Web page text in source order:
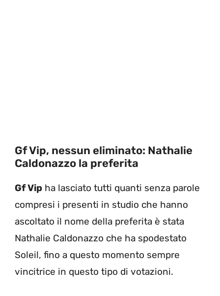
Gf Vip, nessun eliminato: Nathalie
Caldonazzo la preferita
Gf Vip ha lasciato tutti quanti senza parole
compresi i presenti in studio che hanno
ascoltato il nome della preferita è stata
Nathalie Caldonazzo che ha spodestato
Soleil, fino a questo momento sempre
vincitrice in questo tipo di votazioni.